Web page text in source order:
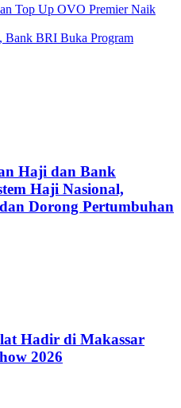
Top Up OVO Premier Naik
Bank BRI Buka Program
Haji dan Bank
Haji Nasional,
Dorong Pertumbuhan
Hadir di Makassar
2026